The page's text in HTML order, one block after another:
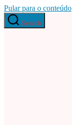
Pular para o conteúdo
Search